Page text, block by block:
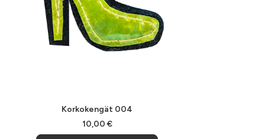
LISÄÄ OSTOSKORIIN
Korkokengät 004
10,00 €